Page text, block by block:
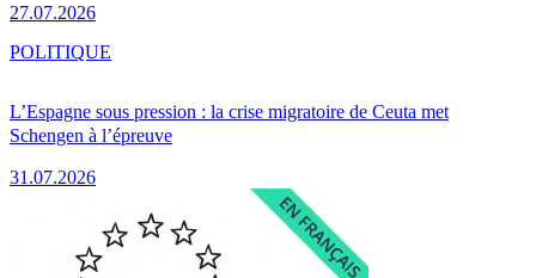
27.07.2026
L’Espagne sous pression : la crise migratoire de Ceuta met
Schengen à l’épreuve
31.07.2026
POLITIQUE